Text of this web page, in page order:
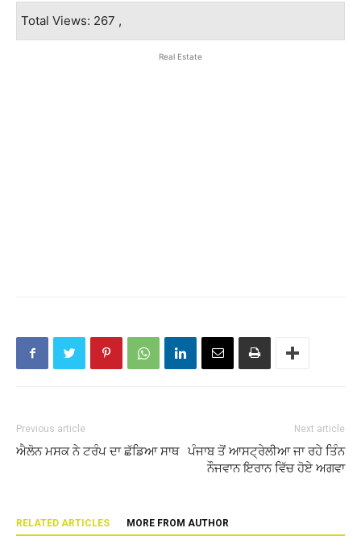
Total Views: 267 ,
Real Estate
Previous article
ਐਲੋਨ ਮਸਕ ਨੇ ਟਰੰਪ ਦਾ ਛੱਡਿਆ ਸਾਥ
Next article
ਪੰਜਾਬ ਤੋਂ ਆਸਟ੍ਰੇਲੀਆ ਜਾ ਰਹੇ ਤਿੰਨ
ਨੌਜਵਾਨ ਇਰਾਨ ਵਿੱਚ ਹੋਏ ਅਗਵਾ
RELATED ARTICLES MORE FROM AUTHOR